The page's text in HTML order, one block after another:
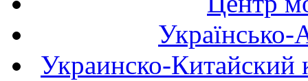
Українсько-
Украинско-Китайский